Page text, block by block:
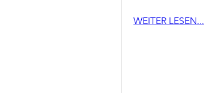
WEITER LESEN...